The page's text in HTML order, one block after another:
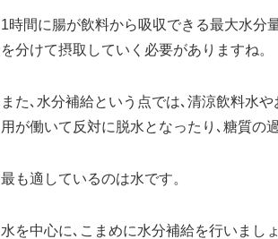
1時間に腸が飲料から吸収できる最大水分
を分けて摂取していく必要がありますね。
また､水分補給という点では､清涼飲料水
用が働いて反対に脱水となったり､糖質の
最も適しているのは水です。
水を中心に､こまめに水分補給を行いまし